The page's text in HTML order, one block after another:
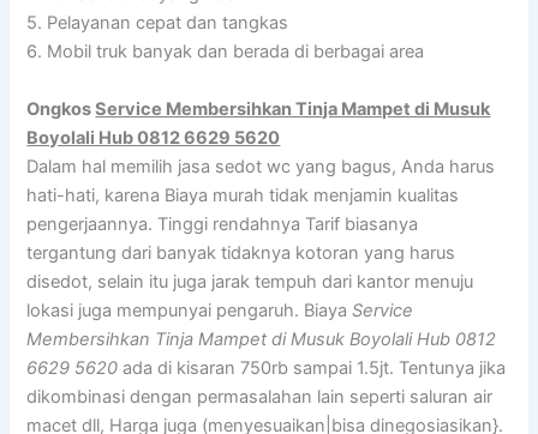
5. Pelayanan cepat dan tangkas
6. Mobil truk banyak dan berada di berbagai area
OngkosService Membersihkan Tinja Mampet di Musuk
Boyolali Hub 0812 6629 5620
Dalam hal memilih jasa sedot wc yang bagus, Anda harus
hati-hati, karena Biaya murah tidak menjamin kualitas
pengerjaannya. Tinggi rendahnya Tarif biasanya
tergantung dari banyak tidaknya kotoran yang harus
disedot, selain itu juga jarak tempuh dari kantor menuju
lokasi juga mempunyai pengaruh. BiayaService
Membersihkan Tinja Mampet di Musuk Boyolali Hub 0812
6629 5620 ada di kisaran 750rb sampai 1.5jt. Tentunya jika
dikombinasi dengan permasalahan lain seperti saluran air
macet dll, Harga juga (menyesuaikan|bisa dinegosiasikan}.